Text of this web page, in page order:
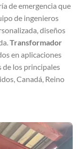
de emergencia que
de ingenieros
diseños
Transformador
en aplicaciones
de los principales
Canadá, Reino